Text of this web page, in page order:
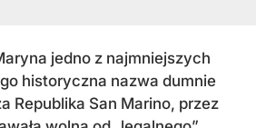
jedno z najmniejszych
historyczna nazwa dumnie
Republika San Marino, przez